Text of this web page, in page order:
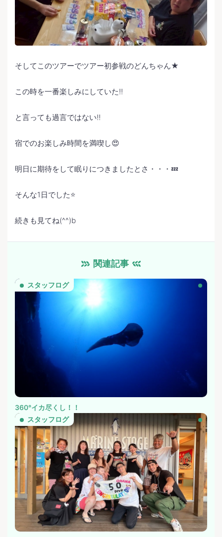
そしてこのツアーでツアー初参戦のどんちゃん★
この時を一番楽しみにしていた‼️
と言っても過言ではない‼️
宿でのお楽しみ時間を満喫し😍
明日に期待をして眠りにつきましたとさ・・・💤
そんな1日でした⭐️
続きも見てね(^^)b
関連記事
スタッフログ
360°イカ尽くし！！
スタッフログ